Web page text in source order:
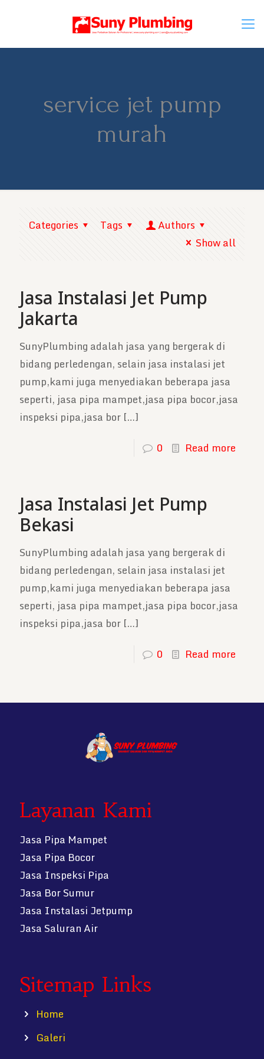
service jet pump
murah
Categories Tags
Authors
Show all
Jasa Instalasi Jet Pump
Jakarta
SunyPlumbing adalah jasa yang bergerak di
bidang perledengan, selain jasa instalasi jet
pump,kami juga menyediakan beberapa jasa
seperti, jasa pipa mampet,jasa pipa bocor,jasa
inspeksi pipa,jasa bor […]
0
Read more
Jasa Instalasi Jet Pump
Bekasi
SunyPlumbing adalah jasa yang bergerak di
bidang perledengan, selain jasa instalasi jet
pump,kami juga menyediakan beberapa jasa
seperti, jasa pipa mampet,jasa pipa bocor,jasa
inspeksi pipa,jasa bor […]
0
Read more
Layanan Kami
Jasa Pipa Mampet
Jasa Pipa Bocor
Jasa Inspeksi Pipa
Jasa Bor Sumur
Jasa Instalasi Jetpump
Jasa Saluran Air
Sitemap Links
Home
Galeri